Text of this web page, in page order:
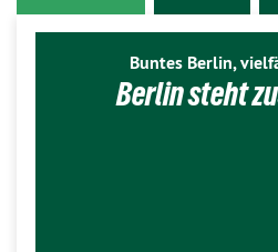
Buntes Berlin,
Berlin steht